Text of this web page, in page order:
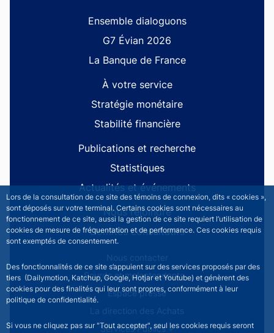
Lors de la consultation de ce site des témoins de connexion, dits « cookies »,
sont déposés sur votre terminal. Certains cookies sont nécessaires au
fonctionnement de ce site, aussi la gestion de ce site requiert l’utilisation de
cookies de mesure de fréquentation et de performance. Ces cookies requis
sont exemptés de consentement.
Des fonctionnalités de ce site s’appuient sur des services proposés par des
tiers (Dailymotion, Katchup, Google, Hotjar et Youtube) et génèrent des
cookies pour des finalités qui leur sont propres, conformément à leur
politique de confidentialité.
Si vous ne cliquez pas sur "Tout accepter", seul les cookies requis seront
Site navigationEnsemble dialoguons
G7 Évian 2026
La Banque de France
À votre service
Stratégie monétaire
Stabilité financière
Publications et recherche
Statistiques
Actualités et événements
Nous rejoindre
Comités consultatifs
Footer secondary menuNous contacter
Sourds et malentendants
Espace presse
La direction des Achats
Services Publics +